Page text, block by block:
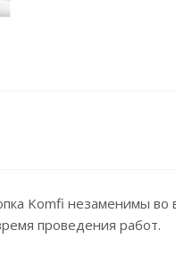
Komfi незаменимы
проведения работ.